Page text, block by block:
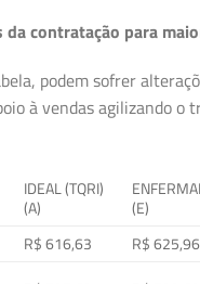
da contratação para
podem sofrer
à vendas agilizando o
IDEAL (TQRI)
(A)
(E)
R$ 616,63 R$ 625,96